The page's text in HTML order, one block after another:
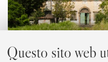
Questo sito web